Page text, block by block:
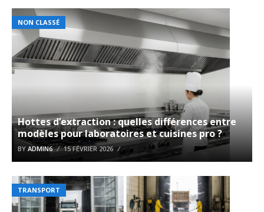
NON CLASSÉ
Hottes d’extraction : quelles différences entre
modèles pour laboratoires et cuisines pro ?
BY ADMIN6 15 FÉVRIER 2026
TRANSPORT